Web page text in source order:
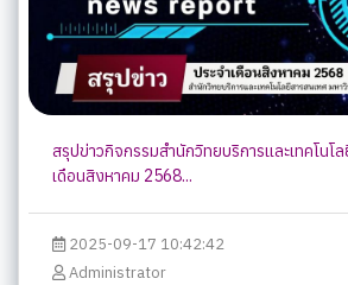
สรุปข่าวกิจกรรมสำนักวิทยบริการและเทคโนโล
เดือนสิงหาคม 2568...
2025-09-17 10:42:42
Administrator